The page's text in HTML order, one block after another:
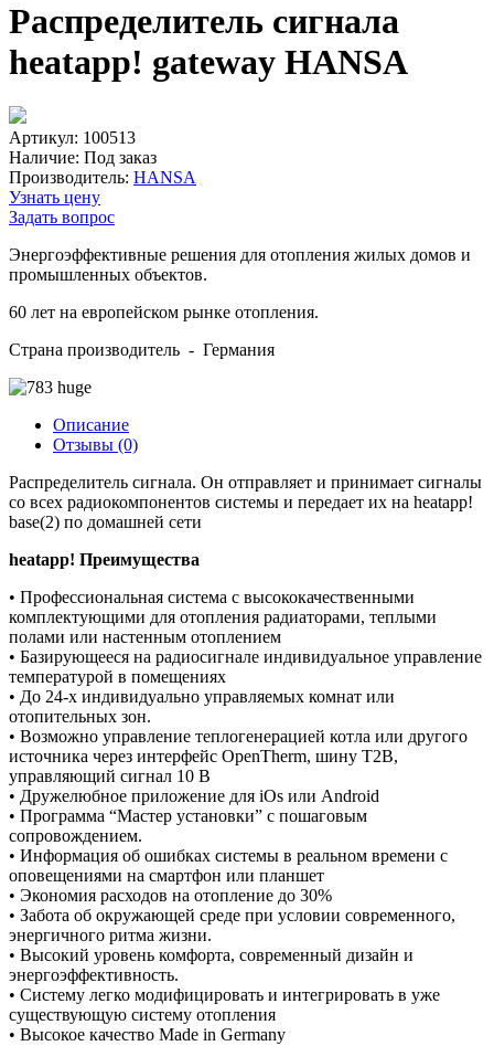
Распределитель сигнала
heatapp! gateway HANSA
Артикул: 100513
Наличие: Под заказ
Производитель: HANSA
Узнать цену
Задать вопрос
Энергоэффективные решения для отопления жилых домов и
промышленных объектов.
60 лет на европейском рынке отопления.
Страна производитель - Германия
Описание
Отзывы (0)
Распределитель сигнала. Он отправляет и принимает сигналы
со всех радиокомпонентов системы и передает их на heatapp!
base(2) по домашней сети
heatapp! Преимущества
• Профессиональная система с высококачественными
комплектующими для отопления радиаторами, теплыми
полами или настенным отоплением
• Базирующееся на радиосигнале индивидуальное управление
температурой в помещениях
• До 24-х индивидуально управляемых комнат или
отопительных зон.
• Возможно управление теплогенерацией котла или другого
источника через интерфейс OpenTherm, шину T2B,
управляющий сигнал 10 В
• Дружелюбное приложение для iOs или Android
• Программа “Мастер установки” с пошаговым
сопровождением.
• Информация об ошибках системы в реальном времени с
оповещениями на смартфон или планшет
• Экономия расходов на отопление до 30%
• Забота об окружающей среде при условии современного,
энергичного ритма жизни.
• Высокий уровень комфорта, современный дизайн и
энергоэффективность.
• Систему легко модифицировать и интегрировать в уже
существующую систему отопления
• Высокое качество Made in Germany